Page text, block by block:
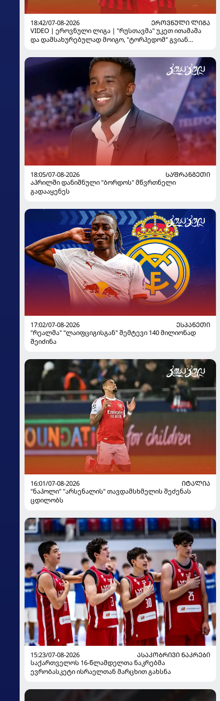
18:42/07-08-2026
ᲔᲠᲝᲕᲜᲣᲚᲘ ᲚᲘᲒᲐ
VIDEO | ეროვნული ლიგა | "რუსთავმა" უკეთ ითამაშა
და დამსახურებულად მოიგო, "ტორპედომ" გვიან
18:05/07-08-2026
ᲡᲐᲤᲠᲐᲜᲒᲔᲗᲘ
აპრილში დანიშნული "ბორდოს" მწვრთნელი
გადააყენეს
17:02/07-08-2026
ᲔᲡᲞᲐᲜᲔᲗᲘ
"რეალმა" "ლაიფციგისგან" შემტევი 140 მილიონად
შეიძინა
16:01/07-08-2026
ᲘᲢᲐᲚᲘᲐ
"ნაპოლი" "არსენალის" თავდამსხმელის შეძენას
ცდილობს
15:23/07-08-2026
ᲐᲡᲐᲙᲝᲑᲠᲘᲕᲘ ᲜᲐᲙᲠᲔᲑᲘ
საქართველოს 16-წლამდელთა ნაკრებმა
ევრობასკეტი ისრაელთან მარცხით გახსნა